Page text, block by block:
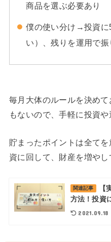
商品を選ぶ必要あり
僕の使い分け→投資に
い）、残りを運用で振
毎月大体のルールを決め
もないので、手軽に投資や
貯まったポイントは全て
資に回して、財産を増やし
関連記事
【
方法！投資
2021.09.18